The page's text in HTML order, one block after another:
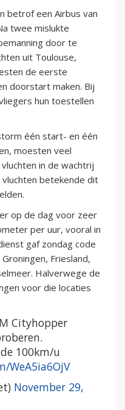
betrof een Airbus van
twee mislukte
door te
uit Toulouse,
de eerste
doorstart maken. Bij
hun toestellen
één start- en één
moesten veel
in de wachtrij
vluchten betekende dit
op de dag voor zeer
per uur, vooral in
gaf zondag code
Friesland,
Halverwege de
voor die locaties
Cityhopper
100km/u
WeA5ia6OjV
November 29,